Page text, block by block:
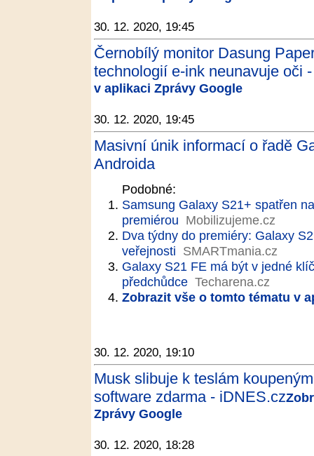
30. 12. 2020, 19:45
Černobílý monitor Dasung
technologií e-ink neunavuje oči
v aplikaci Zprávy Google
30. 12. 2020, 19:45
Masivní únik informací o řadě
Androida
Podobné:
Samsung Galaxy S21+ spatřen
premiérou Mobilizujeme.cz
Dva týdny do premiéry: Galaxy
veřejnosti SMARTmania.cz
Galaxy S21 FE má být v jedné
předchůdce Techarena.cz
Zobrazit vše o tomto tématu v
30. 12. 2020, 19:10
Musk slibuje k teslám
software zdarma - iDNES.cz
Zprávy Google
30. 12. 2020, 18:28